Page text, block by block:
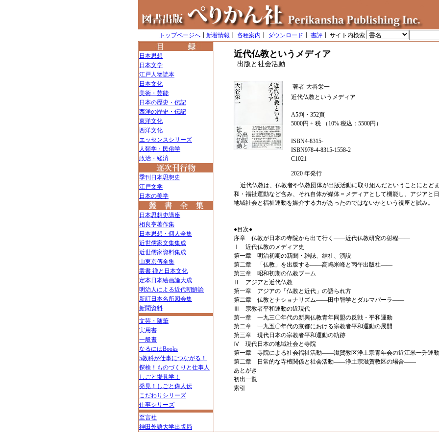
トップページへ 新着情報 各種案内 ダウンロード 書評 ┃ サイト内検索
日本思想
日本文学
江戸人物読本
日本文化
美術・芸能
日本の歴史・伝記
西洋の歴史・伝記
東洋文化
西洋文化
エッセンスシリーズ
人類学・民俗学
政治・経済
季刊日本思想史
江戸文学
日本の美学
日本思想史講座
相良亨著作集
日本思想・個人全集
近世儒家文集集成
近世儒家資料集成
山東京傳全集
叢書 禅と日本文化
定本日本絵画論大成
明治人による近代朝鮮論
新訂日本名所図会集
新聞資料
文芸・随筆
実用書
一般書
なるにはBooks
5教科が仕事につながる！
探検！ものづくりと仕事人
しごと場見学！
発見！しごと偉人伝
こだわりシリーズ
仕事シリーズ
至言社
神田外語大学出版局
近代仏教というメディア
出版と社会活動
著者 大谷栄一
近代仏教というメディア
A5判・352頁
5000円 + 税 （10% 税込：5500円）
ISBN4-8315-
ISBN978-4-8315-1558-2
C1021
2020 年発行
近代仏教は、仏教者や仏教団体が出版活動に取り組んだということにとど
和・福祉運動など含み、それ自体が媒体＝メディアとして機能し、アジアと
地域社会と福祉運動を媒介する力があったのではないかという視座と試み。
●目次●
序章 仏教が日本の寺院から出て行く――近代仏教研究の射程――
Ⅰ 近代仏教のメディア史
第一章 明治初期の新聞・雑誌、結社、演説
第二章 「仏教」を出版する――高嶋米峰と丙午出版社――
第三章 昭和初期の仏教ブーム
Ⅱ アジアと近代仏教
第一章 アジアの「仏教と近代」の語られ方
第二章 仏教とナショナリズム――田中智学とダルマパーラ――
Ⅲ 宗教者平和運動の近現代
第一章 一九三〇年代の新興仏教青年同盟の反戦・平和運動
第二章 一九五〇年代の京都における宗教者平和運動の展開
第三章 現代日本の宗教者平和運動の軌跡
Ⅳ 現代日本の地域社会と寺院
第一章 寺院による社会福祉活動――滋賀教区浄土宗青年会の近江米一升
第二章 日常的な寺檀関係と社会活動――浄土宗滋賀教区の場合――
あとがき
初出一覧
索引